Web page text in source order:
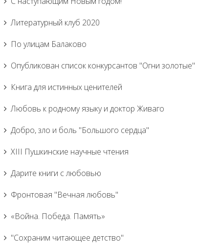
Литературный клуб 2020
По улицам Балаково
Опубликован список конкурсантов "Огни золотые"
Книга для истинных ценителей
Любовь к родному языку и доктор Живаго
Добро, зло и боль "Большого сердца"
XIII Пушкинские научные чтения
Дарите книги с любовью
Фронтовая "Вечная любовь"
«Война. Победа. Память»
"Сохраним читающее детство"